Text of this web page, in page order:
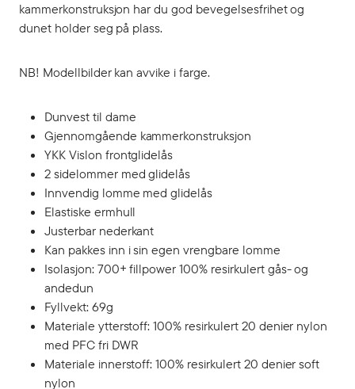
kammerkonstruksjon har du god bevegelsesfrihet og
dunet holder seg på plass.
NB! Modellbilder kan avvike i farge.
Dunvest til dame
Gjennomgående kammerkonstruksjon
YKK Vislon frontglidelås
2 sidelommer med glidelås
Innvendig lomme med glidelås
Elastiske ermhull
Justerbar nederkant
Kan pakkes inn i sin egen vrengbare lomme
Isolasjon: 700+ fillpower 100% resirkulert gås- og
andedun
Fyllvekt: 69g
Materiale ytterstoff: 100% resirkulert 20 denier nylon
med PFC fri DWR
Materiale innerstoff: 100% resirkulert 20 denier soft
nylon